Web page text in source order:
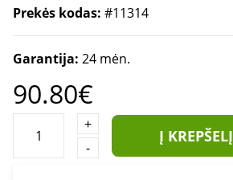
Prekės kodas: #11314
Garantija: 24 mėn.
90.80€
+
-
Į KREPŠELĮ